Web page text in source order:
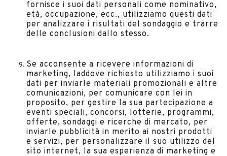
fornisce i suoi dati personali come nominativo,
età, occupazione, ecc., utilizziamo questi dati
per analizzare i risultati del sondaggio e trarre
delle conclusioni dallo stesso.
Se acconsente a ricevere informazioni di
marketing, laddove richiesto utilizziamo i suoi
dati per inviarle materiali promozionali e altre
comunicazioni, per comunicare con lei in
proposito, per gestire la sua partecipazione a
eventi speciali, concorsi, lotterie, programmi,
offerte, sondaggi e ricerche di mercato, per
inviarle pubblicità in merito ai nostri prodotti
e servizi, per personalizzare il suo utilizzo del
sito internet, la sua esperienza di marketing e